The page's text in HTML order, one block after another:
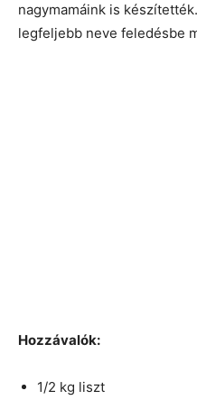
nagymamáink is
legfeljebb neve feledésbe
Hozzávalók:
1/2 kg liszt